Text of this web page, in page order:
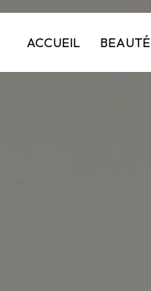
ACCUEIL BEAUTÉ